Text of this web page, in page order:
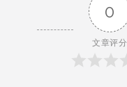
0
文章评分